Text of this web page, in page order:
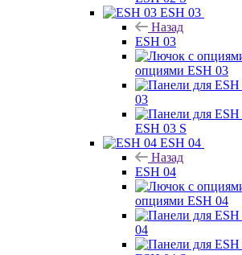
ESH 03
Назад
ESH 03
опциями ESH 03
03
ESH 03 S
ESH 04
Назад
ESH 04
опциями ESH 04
04